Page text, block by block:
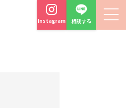
Instagram 相談する